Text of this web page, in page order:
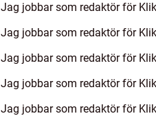
Jag jobbar som redaktör för
Jag jobbar som redaktör för
Jag jobbar som redaktör för
Jag jobbar som redaktör för
Jag jobbar som redaktör för